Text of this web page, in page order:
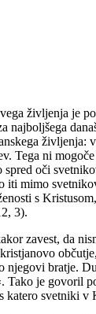
življenja je
najboljšega
Tega ni
spred oči
iti mimo
s
3).
zavest, da
njegovi bratje.
Tako je govoril
katero svetniki